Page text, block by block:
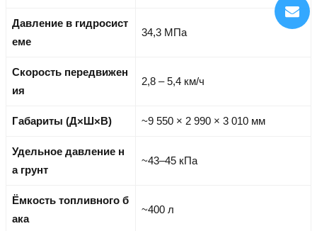
Давление в гидросист
еме
34,3 МПа
Скорость передвижен
ия
2,8 – 5,4 км/ч
Габариты (Д×Ш×В) ~9 550 × 2 990 × 3 010 мм
Удельное давление н
а грунт
~43–45 кПа
Ёмкость топливного б
ака
~400 л